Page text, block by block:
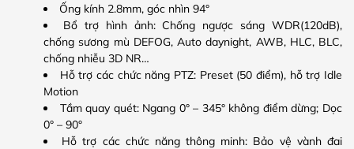
Ống kính 2.8mm, góc nhìn 94°
Bổ trợ hình ảnh: Chống ngược sáng WDR(120dB),
chống sương mù DEFOG, Auto daynight, AWB, HLC, BLC,
chống nhiễu 3D NR…
Hỗ trợ các chức năng PTZ: Preset (50 điểm), hỗ trợ Idle
Motion
Tầm quay quét: Ngang 0° – 345° không điểm dừng; Dọc
0° – 90°
Hỗ trợ các chức năng thông minh: Bảo vệ vành đai